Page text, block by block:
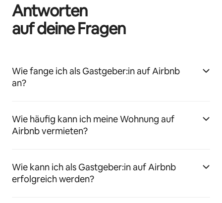
Antworten
auf deine Fragen
Wie fange ich als Gastgeber:in auf Airbnb
an?
Wie häufig kann ich meine Wohnung auf
Airbnb vermieten?
Wie kann ich als Gastgeber:in auf Airbnb
erfolgreich werden?